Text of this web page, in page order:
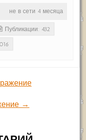
не в сети 4 месяца
Публикации: 432
→